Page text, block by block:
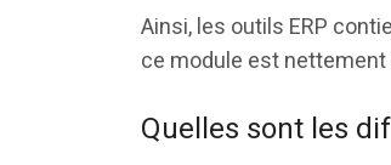
Ainsi, les outils ERP
ce module est nettement
Quelles sont les